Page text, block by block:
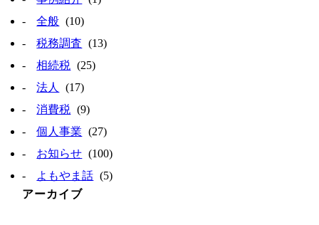
全般 (10)
税務調査 (13)
相続税 (25)
法人
(17)
消費税 (9)
個人事業 (27)
お知らせ (100)
よもやま話 (5)
アーカイブ